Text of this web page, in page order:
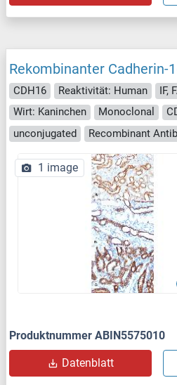
Rekombinanter Cadherin-
CDH16 Reaktivität: Human
IF,
Wirt: Kaninchen
Monoclonal
unconjugated
Recombinant
1 image
Produktnummer ABIN5575010
Datenblatt